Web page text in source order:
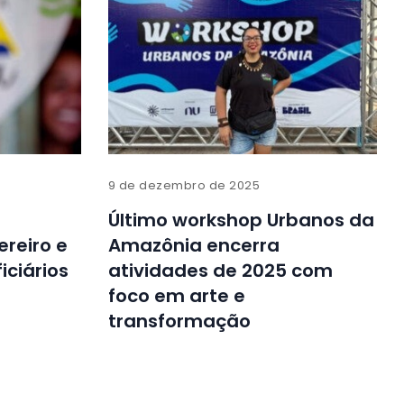
e
9 de dezembro de 2025
Último workshop Urbanos da
Amazônia encerra
atividades de 2025 com
foco em arte e
transformação